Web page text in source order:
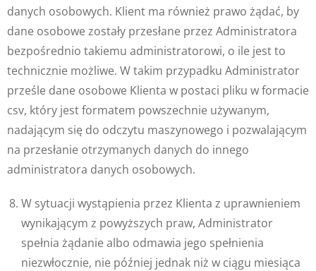
danych osobowych. Klient ma również prawo żądać, by
dane osobowe zostały przesłane przez Administratora
bezpośrednio takiemu administratorowi, o ile jest to
technicznie możliwe. W takim przypadku Administrator
prześle dane osobowe Klienta w postaci pliku w formacie
csv, który jest formatem powszechnie używanym,
nadającym się do odczytu maszynowego i pozwalającym
na przesłanie otrzymanych danych do innego
administratora danych osobowych.
W sytuacji wystąpienia przez Klienta z uprawnieniem
wynikającym z powyższych praw, Administrator
spełnia żądanie albo odmawia jego spełnienia
niezwłocznie, nie później jednak niż w ciągu miesiąca